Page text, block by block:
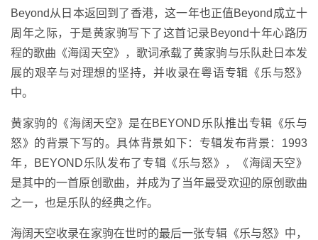
Beyond从日本返回到了香港，这一年也正值Beyond成立十
周年之际，于是黄家驹写下了这首记录Beyond十年心路历
程的歌曲《海阔天空》，歌词承载了黄家驹与乐队赴日本发
展的艰辛与对理想的坚持，并收录在粤语专辑《乐与怒》
中。
黄家驹的《海阔天空》是在BEYOND乐队推出专辑《乐与
怒》的背景下写的。具体背景如下：专辑发布背景：1993
年，BEYOND乐队发布了专辑《乐与怒》，《海阔天空》
是其中的一首原创歌曲，并成为了当年最受欢迎的原创歌曲
之一，也是乐队的经典之作。
海阔天空收录在家驹在世时的最后一张专辑《乐与怒》中，